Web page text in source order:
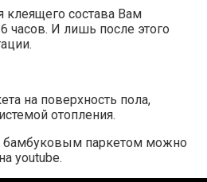
состава Вам
часов. И лишь после этого
на поверхность пола,
отопления.
бамбуковым паркетом можно
youtube.